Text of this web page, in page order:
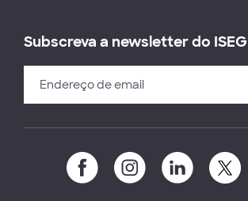
Subscreva a newsletter do ISEG